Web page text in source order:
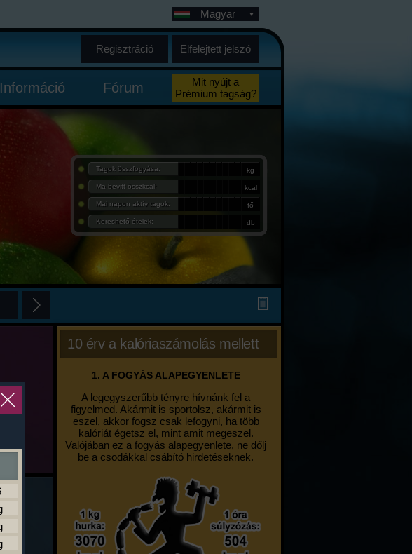
Magyar
Regisztráció Elfelejtett jelszó
Információ Fórum
Mit nyújt a
Prémium tagság?
Tagok összfogyása: kg
Ma bevitt összkcal: kcal
Mai napon aktív tagok: fő
Kereshető ételek: db
10 érv a kalóriaszámolás mellett
1. A FOGYÁS ALAPEGYENLETE
A legegyszerűbb tényre hívnánk fel a
figyelmed. Akármit is sportolsz, akármit is
eszel, akkor fogsz csak lefogyni, ha több
kalóriát égetsz el, mint amit megeszel.
Valójában ez a fogyás alapegyenlete, ne dőlj
be a csodákkal csábító hirdetéseknek.